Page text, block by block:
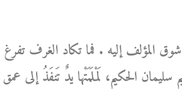
المؤلف إليه . فما تكاد الغرف
الحكيم، لَمْلَمَتْها يدٌ تَنفَذُ إلى